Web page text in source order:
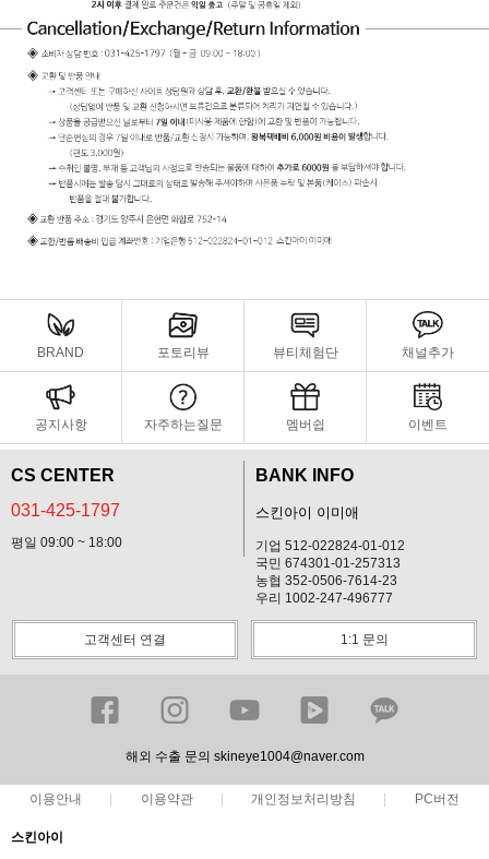
BRAND 포토리뷰 뷰티체험단 채널추가
공지사항 자주하는질문 멤버쉽 이벤트
CS CENTER
031-425-1797
평일 09:00 ~ 18:00
BANK INFO
스킨아이 이미애
기업 512-022824-01-012
국민 674301-01-257313
농협 352-0506-7614-23
우리 1002-247-496777
고객센터 연결 1:1 문의
해외 수출 문의 skineye1004@naver.com
이용안내 이용약관 개인정보처리방침 PC버전
스킨아이